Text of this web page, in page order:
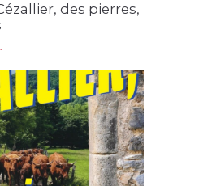
des pierres,
1